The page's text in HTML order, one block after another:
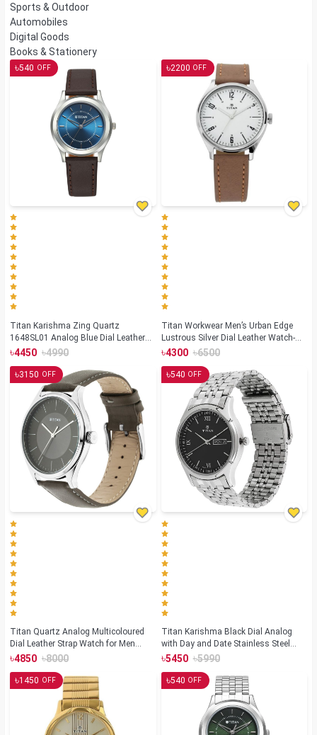
Sports & Outdoor
Automobiles
Digital Goods
Books & Stationery
৳540 OFF
Titan Karishma Zing Quartz
1648SL01 Analog Blue Dial Leather
Strap Watch for Men
৳4450 ৳4990
৳2200 OFF
Titan Workwear Men’s Urban Edge
Lustrous Silver Dial Leather Watch-
1802SL01
৳4300 ৳6500
৳3150 OFF
Titan Quartz Analog Multicoloured
Dial Leather Strap Watch for Men
(NS1729SL04)
৳4850 ৳8000
৳540 OFF
Titan Karishma Black Dial Analog
with Day and Date Stainless Steel
Strap watch for Men(NS1636SM01)
৳5450 ৳5990
৳1450 OFF ৳540 OFF